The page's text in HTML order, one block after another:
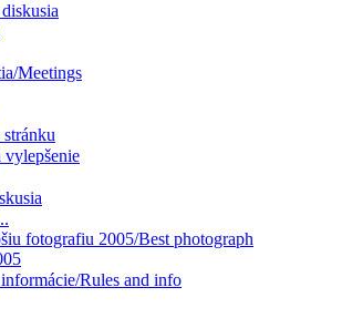
Meetings
fotografiu 2005/Best photograph
Rules and info